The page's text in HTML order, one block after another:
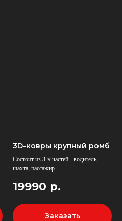
3D-ковры крупный ромб
Состоит из 3-х частей - водитель,
шахта, пассажир.
19990 р.
Заказать